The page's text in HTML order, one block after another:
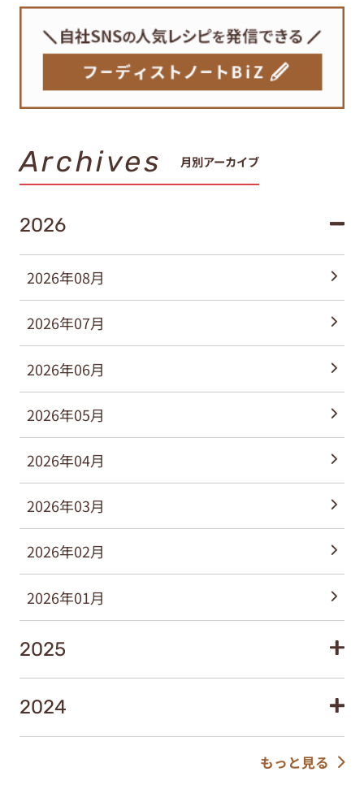
Archives 月別アーカイブ
2026
2026年08月
2026年07月
2026年06月
2026年05月
2026年04月
2026年03月
2026年02月
2026年01月
2025
2024
もっと見る